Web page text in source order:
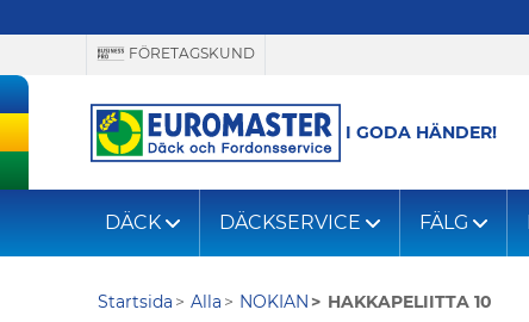
FÖRETAGSKUND
I GODA HÄNDER!
DÄCK DÄCKSERVICE FÄLG
Startsida Alla NOKIAN HAKKAPELIITTA 10